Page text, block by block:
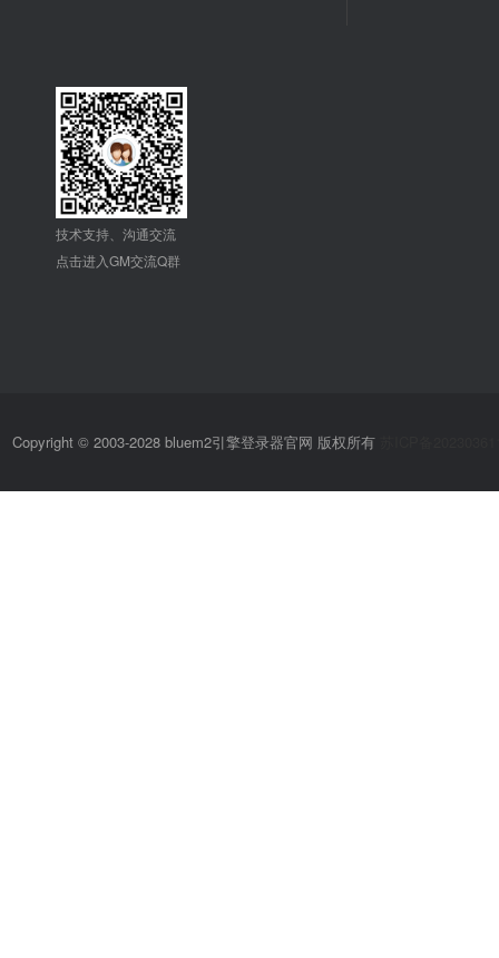
技术支持、沟通交流
点击进入GM交流Q群
Copyright © 2003-2028 bluem2引擎登录器官网 版权所有